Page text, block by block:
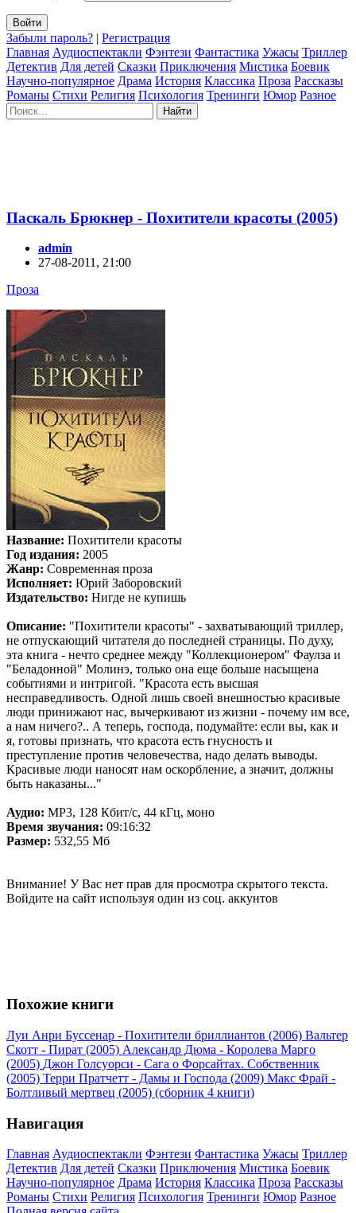
Войти
Забыли пароль? | Регистрация
Главная Аудиоспектакли Фэнтези Фантастика Ужасы Триллер
Детектив Для детей Сказки Приключения Мистика Боевик
Научно-популярное Драма История Классика Проза Рассказы
Романы Стихи Религия Психология Тренинги Юмор Разное
Найти
Паскаль Брюкнер - Похитители красоты (2005)
admin
27-08-2011, 21:00
Проза
Название: Похитители красоты
Год издания: 2005
Жанр: Современная проза
Исполняет: Юрий Заборовский
Издательство: Нигде не купишь
Описание: "Похитители красоты" - захватывающий триллер,
не отпускающий читателя до последней страницы. По духу,
эта книга - нечто среднее между "Коллекционером" Фаулза и
"Беладонной" Молинэ, только она еще больше насыщена
событиями и интригой. "Красота есть высшая
несправедливость. Одной лишь своей внешностью красивые
люди принижают нас, вычеркивают из жизни - почему им все,
а нам ничего?.. А теперь, господа, подумайте: если вы, как и
я, готовы признать, что красота есть гнусность и
преступление против человечества, надо делать выводы.
Красивые люди наносят нам оскорбление, а значит, должны
быть наказаны..."
Аудио: MP3, 128 Кбит/с, 44 кГц, моно
Bремя звучания: 09:16:32
Размер: 532,55 Мб
Внимание! У Вас нет прав для просмотра скрытого текста.
Войдите на сайт используя один из соц. аккунтов
Похожие книги
Луи Анри Буссенар - Похитители бриллиантов (2006) Вальтер
Скотт - Пират (2005) Александр Дюма - Королева Марго
(2005) Джон Голсуорси - Сага о Форсайтах. Собственник
(2005) Терри Пратчетт - Дамы и Господа (2009) Макс Фрай -
Болтливый мертвец (2005) (сборник 4 книги)
Навигация
Главная Аудиоспектакли Фэнтези Фантастика Ужасы Триллер
Детектив Для детей Сказки Приключения Мистика Боевик
Научно-популярное Драма История Классика Проза Рассказы
Романы Стихи Религия Психология Тренинги Юмор Разное